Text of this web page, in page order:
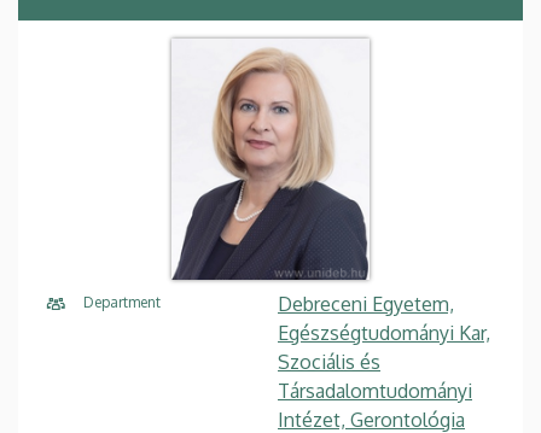
Department
Debreceni Egyetem,
Egészségtudományi Kar,
Szociális és
Társadalomtudományi
Intézet, Gerontológia